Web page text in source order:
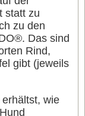
statt zu
zu den
Das sind
Rind,
gibt (jeweils
wie